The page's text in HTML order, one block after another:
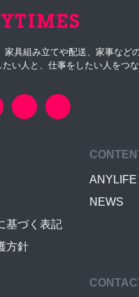
家具組み立てや配送、家事など
い人と、仕事をしたい人をつな
基づく表記
方針
ANYLIFE
NEWS